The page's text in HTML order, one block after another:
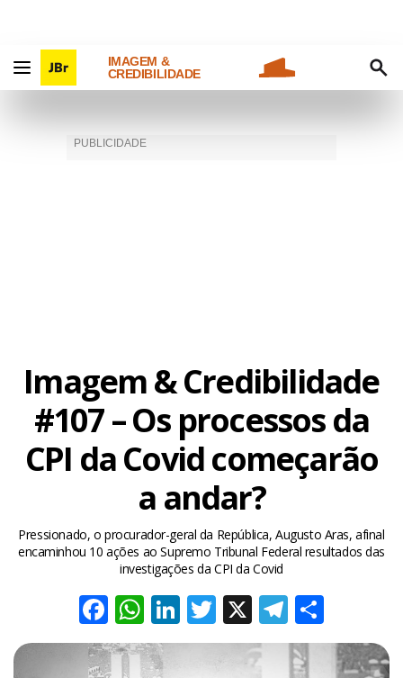
IMAGEM &
CREDIBILIDADE
Imagem & Credibilidade
#107 – Os processos da
CPI da Covid começarão
a andar?
Pressionado, o procurador-geral da República, Augusto Aras, afinal
encaminhou 10 ações ao Supremo Tribunal Federal resultados das
investigações da CPI da Covid
Facebook
WhatsApp
LinkedIn
Twitter
X